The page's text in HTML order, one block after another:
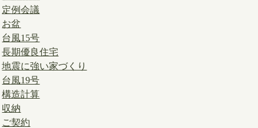
定例会議
お盆
台風15号
長期優良住宅
地震に強い家づくり
台風19号
構造計算
収納
ご契約